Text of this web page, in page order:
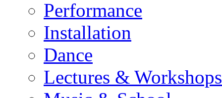
Performance
Installation
Dance
Lectures & Workshops